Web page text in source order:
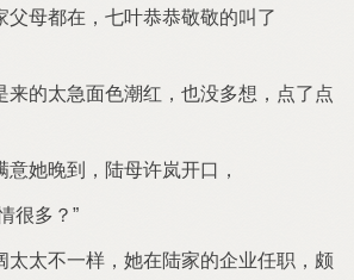
父母都 恭恭敬敬
叫
太急面色潮红 也没多想 点
点
意 晚到 母许岚开口
很多？
太太 样 家 企业任职
颇